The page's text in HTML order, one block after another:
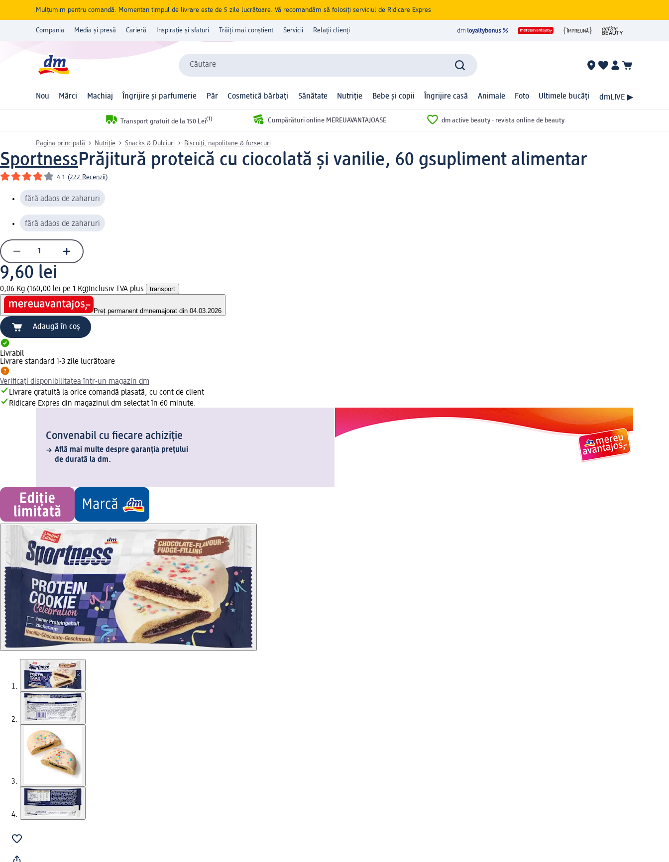
Mulțumim pentru comandă. Momentan timpul de livrare este de 5 zile lucrătoare. Vă recomandăm să folosiți serviciul de Ridicare Expres
Compania Media și presă Carieră Inspirație și sfaturi Trăiți mai conștient Servicii Relații clienți
Căutare
Nou Mărci Machiaj Îngrijire și parfumerie Păr Cosmetică bărbați Sănătate Nutriție Bebe și copii Îngrijire casă Animale Foto Ultimele bucăți dmLIVE ▶
Transport gratuit de la 150 Lei(1) Cumpărături online MEREUAVANTAJOASE dm active beauty - revista online de beauty
Pagina principală Nutriție Snacks & Dulciuri Biscuiți, napolitane & fursecuri
SportnessPrăjitură proteică cu ciocolată și vanilie, 60 gsupliment alimentar
4.1 (222 Recenzii)
fără adaos de zaharuri
fără adaos de zaharuri
9,60 lei
0,06 Kg (160,00 lei pe 1 Kg) Inclusiv TVA plus transport
Preț permanent dmnemajorat din 04.03.2026
Adaugă în coș
Livrabil
Livrare standard 1-3 zile lucrătoare
Verificați disponibilitatea într-un magazin dm
Livrare gratuită la orice comandă plasată, cu cont de client
Ridicare Expres din magazinul dm selectat în 60 minute.
Convenabil cu fiecare achiziție
Află mai multe despre garanția prețului
de durată la dm.